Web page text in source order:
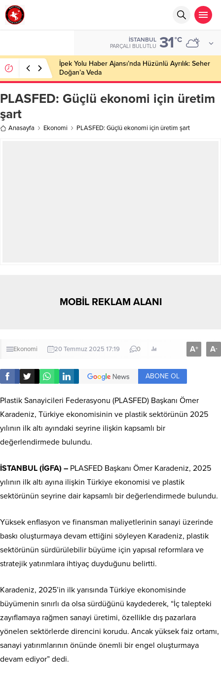
İSTANBUL
PARÇALI BULUTLU 31°C
İpek Yolu Haber Ajansı’nda Hüzünlü Ayrılık: Seher
Doğan’a Veda
PLASFED: Güçlü ekonomi için üretim
şart
Anasayfa Ekonomi PLASFED: Güçlü ekonomi için üretim şart
MOBİL REKLAM ALANI
Ekonomi 20 Temmuz 2025 17:19 0 A+ A-
ABONE OL
Plastik Sanayicileri Federasyonu (PLASFED) Başkanı Ömer
Karadeniz, Türkiye ekonomisinin ve plastik sektörünün 2025
yılının ilk altı ayındaki seyrine ilişkin kapsamlı bir
değerlendirmede bulundu.
İSTANBUL (İGFA) – PLASFED Başkanı Ömer Karadeniz, 2025
yılının ilk altı ayına ilişkin Türkiye ekonomisi ve plastik
sektörünün seyrine dair kapsamlı bir değerlendirmede bulundu.
Yüksek enflasyon ve finansman maliyetlerinin sanayi üzerinde
baskı oluşturmaya devam ettiğini söyleyen Karadeniz, plastik
sektörünün sürdürülebilir büyüme için yapısal reformlara ve
stratejik yatırımlara ihtiyaç duyduğunu belirtti.
Karadeniz, 2025’in ilk yarısında Türkiye ekonomisinde
büyümenin sınırlı da olsa sürdüğünü kaydederek, “İç talepteki
zayıflamaya rağmen sanayi üretimi, özellikle dış pazarlara
yönelen sektörlerde direncini korudu. Ancak yüksek faiz ortamı,
sanayi yatırımlarının önünde önemli bir engel oluşturmaya
devam ediyor” dedi.